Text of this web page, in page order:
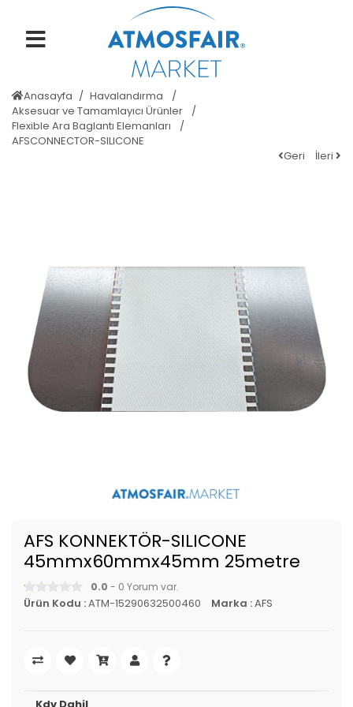
Anasayfa
Havalandırma
Aksesuar ve Tamamlayıcı Ürünler
Flexible Ara Baglantı Elemanları
AFSCONNECTOR-SILICONE
Geri
İleri
AFS KONNEKTÖR-SILICONE
45mmx60mmx45mm 25metre
0.0 - 0 Yorum var.
Ürün Kodu :ATM-15290632500460 Marka :AFS